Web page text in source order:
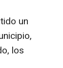
un
los